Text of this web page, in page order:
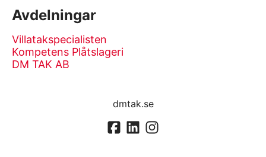
Avdelningar
Villatakspecialisten
Kompetens Plåtslageri
DM TAK AB
dmtak.se